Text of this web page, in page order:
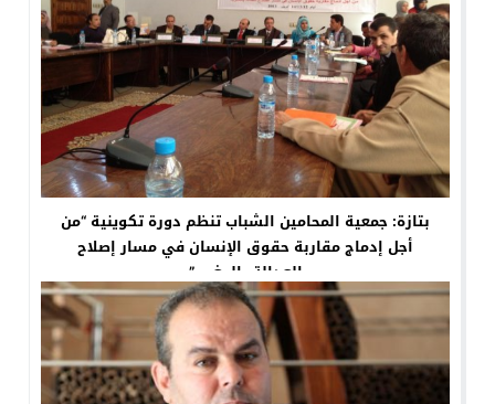
بتازة: جمعية المحامين الشباب تنظم دورة تكوينية “من
أجل إدماج مقاربة حقوق الإنسان في مسار إصلاح
العدالة بالمغرب”